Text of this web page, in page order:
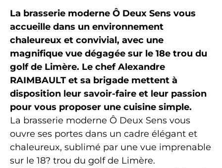
La brasserie moderne Ô Deux Sens vous
accueille dans un environnement
chaleureux et convivial, avec une
magnifique vue dégagée sur le 18e trou du
golf de Limère. Le chef Alexandre
RAIMBAULT et sa brigade mettent à
disposition leur savoir-faire et leur passion
pour vous proposer une cuisine simple.
La brasserie moderne Ô Deux Sens vous
ouvre ses portes dans un cadre élégant et
chaleureux, sublimé par une vue imprenable
sur le 18? trou du golf de Limère.